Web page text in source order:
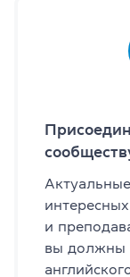
и
вы должны